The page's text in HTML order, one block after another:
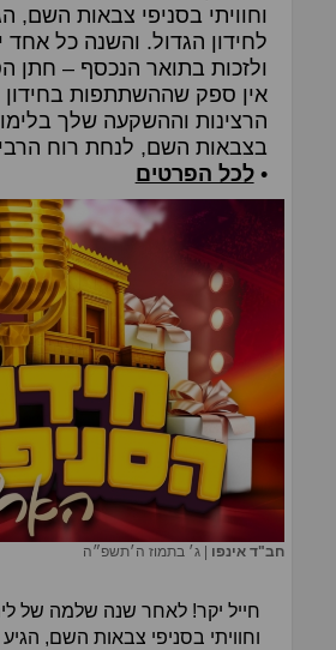
וחוויתי בסניפי צבאות השם,
לחידון הגדול. והשנה כל
ולזכות בתואר הנכסף – חתן
אין ספק שההשתתפות
הרצינות וההשקעה שלך
בצבאות השם, לנחת רוח
•לכל הפרטים
חב"ד אינפו |ג׳ בתמוז ה׳תשפ״ה
חייל יקר! לאחר שנה שלמה של
וחוויתי בסניפי צבאות השם, הגיע